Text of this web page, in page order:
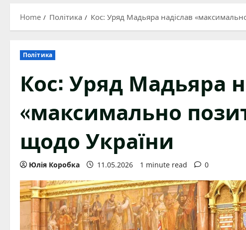
Home Політика Кос: Уряд Мадьяра надіслав
Політика
Кос: Уряд Мадьяра
«максимально
щодо України
Юлія Коробка 11.05.2026 1 minute read 0